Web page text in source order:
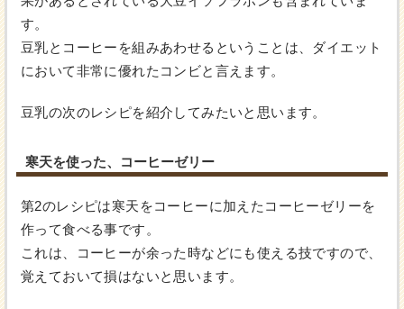
す。
豆乳とコーヒーを組みあわせるということは、ダイエット
において非常に優れたコンビと言えます。
豆乳の次のレシピを紹介してみたいと思います。
寒天を使った、コーヒーゼリー
第2のレシピは寒天をコーヒーに加えたコーヒーゼリーを
作って食べる事です。
これは、コーヒーが余った時などにも使える技ですので、
覚えておいて損はないと思います。